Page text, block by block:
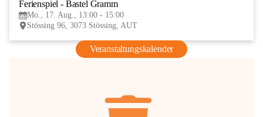
Ferienspiel - Bastel Gramm
Mo., 17. Aug., 13:00 - 15:00
Stössing 96, 3073 Stössing, AUT
Veranstaltungskalender